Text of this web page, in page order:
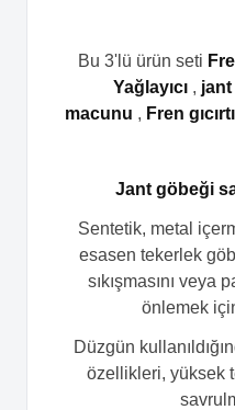
Bu 3'lü ürün seti
Yağlayıcı ,
macunu , Fren
Jant göbeği
Sentetik, metal
esasen tekerlek
sıkışmasını veya
önlemek
Düzgün
özellikleri, yüksek